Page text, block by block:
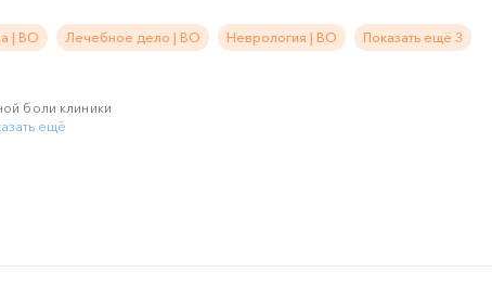
| ВО Лечебное дело | ВО Неврология | ВО Показать ещё 3
боли клиники
ещё